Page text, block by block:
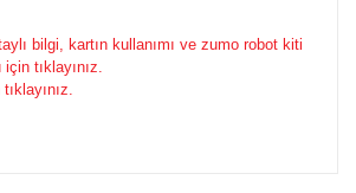
bilgi, kartın kullanımı ve zumo robot kiti
tıklayınız.